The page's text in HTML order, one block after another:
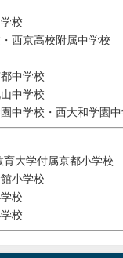
校
西京高校附属中学校
中学校
中学校
中学校・西大和学園
育大学付属京都小学校
小学校
校
校